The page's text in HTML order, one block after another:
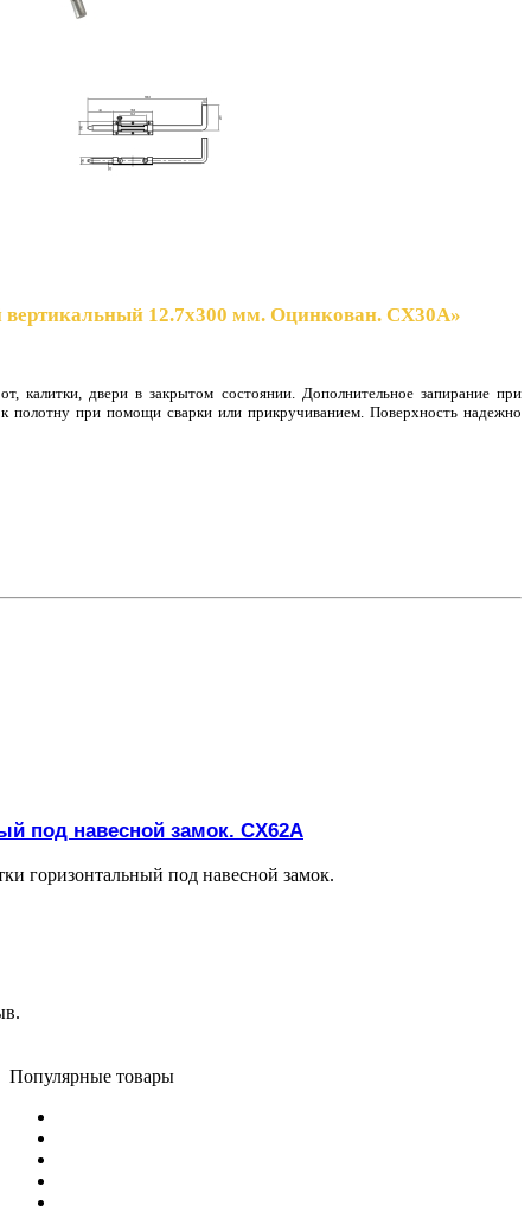
12.7х300 мм. Оцинкован. CX30A»
калитки, двери в закрытом состоянии. Дополнительное запирание при
полотну при помощи сварки или прикручиванием. Поверхность надежно
под навесной замок. CX62A
горизонтальный под навесной замок.
Популярные товары